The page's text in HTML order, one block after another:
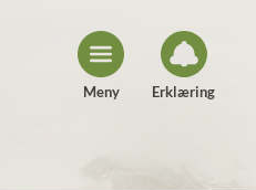
Meny Erklæring